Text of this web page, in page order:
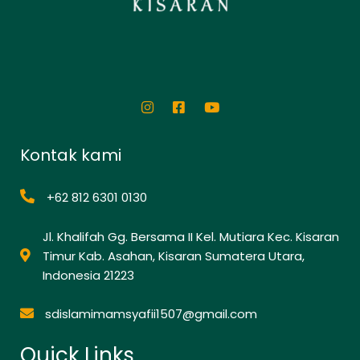
Kontak kami
+62 812 6301 0130
Jl. Khalifah Gg. Bersama II Kel. Mutiara Kec. Kisaran
Timur Kab. Asahan, Kisaran Sumatera Utara,
Indonesia 21223
sdislamimamsyafii1507@gmail.com